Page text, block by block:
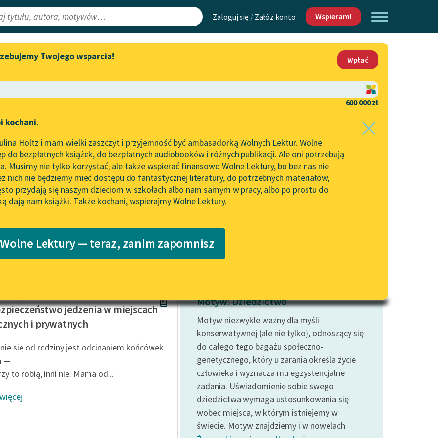
Zaloguj się / Załóż konto Wspieram!
Lektury
redakcyjne
Aktualności
„Prokurator Alicja Horn” do
literatury skandynawskiej
Spotkanie z Katarzyną Tunkiel
w Oslo
102. lata temu zmarł Joseph
Conrad
Lektury szkolne i klasyka
literatury do słuchania dla
E-kolekcja lektur szkolnych i
literatury do słuchania dla
uczennic i uczniów z
niepełnosprawnościami
Feministyczne inspiracje.
Popularyzacja skandynawskiej
Mapa Wolnych Lektur
Leśmianator
API
OAI-PMH
Widget Wolnych Lektur
Katalog
Katalog w formacie PDF
Kontakt
O projekcie
Zasady wykorzystania
Wolnych Lektur
Logotypy
Materiały promocyjne
wrażliwych
Deklaracja dostępności
Twojego wsparcia!
Wpłać
600 000 zł
kochani.
Holtz i mam wielki zaszczyt i przyjemność być ambasadorką Wolnych Lektur. Wolne
do bezpłatnych książek, do bezpłatnych audiobooków i różnych publikacji. Ale oni potrzebują
Musimy nie tylko korzystać, ale także wspierać finansowo Wolne Lektury, bo bez nas nie
nich nie będziemy mieć dostępu do fantastycznej literatury, do potrzebnych materiałów,
przydają się naszym dzieciom w szkołach albo nam samym w pracy, albo po prostu do
dają nam książki. Także kochani, wspierajmy Wolne Lektury.
Lektury — teraz, zanim zapomnisz
✖ Raban Nowakowskie✖
Nowakowskie
jedzenia w miejscach
i prywatnych
się od rodziny jest odcinaniem końcówek
—
to robią, inni nie. Mama od...
Motyw: Dziedzictwo
Motyw niezwykle ważny dla myśli
konserwatywnej (ale nie tylko), odnoszący się
do całego tego bagażu społeczno-
genetycznego, który u zarania określa życie
człowieka i wyznacza mu egzystencjalne
zadania. Uświadomienie sobie swego
dziedzictwa wymaga ustosunkowania się
wobec miejsca, w którym istniejemy w
świecie. Motyw znajdziemy i w nowelach